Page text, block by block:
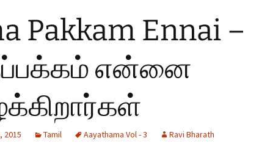
English Sunday Class
Pakkam Ennai –
என்னை
2015 Tamil Aayathama Vol - 3 Ravi Bharath